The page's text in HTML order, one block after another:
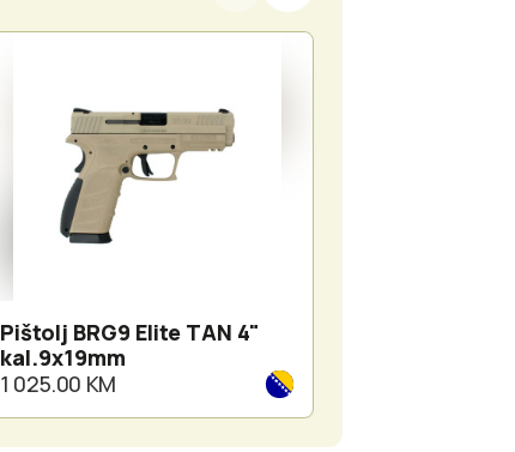
Pištolj BRG9 Elite TAN 4"
kal.9x19mm
1 025.00 KM